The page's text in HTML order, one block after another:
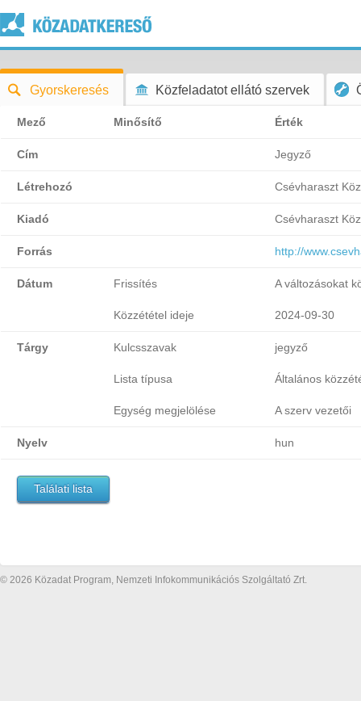
Gyorskeresés Közfeladatot ellátó szervek
Mező Minősítő Érték
Cím Jegyző
Létrehozó Csévharaszt
Kiadó Csévharaszt
Forrás http://
Dátum Frissítés A változásokat
Közzététel ideje 2024-09-30
Tárgy Kulcsszavak jegyző
Lista típusa Általános
Egység megjelölése A szerv vezetői
Nyelv hun
Találati lista
© 2026 Közadat Program, Nemzeti Infokommunikációs Szolgáltató Zrt.